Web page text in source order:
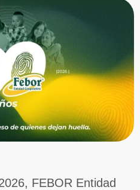
FEBOR Entidad